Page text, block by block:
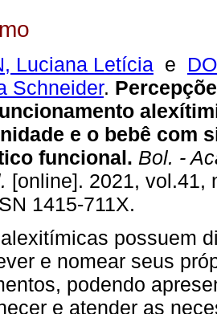
Luciana Letícia e
Schneider.
e o bebê com
funcional. Bol. -
[online]. 2021, vol.41,
1415-711X.
possuem
e nomear seus
podendo
e atender as